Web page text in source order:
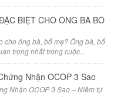
BIỆT CHO ÔNG BÀ BỐ
cho ông bà, bố mẹ? Ông bà, bố
trọng nhất trong cuộc...
Nhận OCOP 3 Sao
Nhận OCOP 3 Sao – Niềm tự